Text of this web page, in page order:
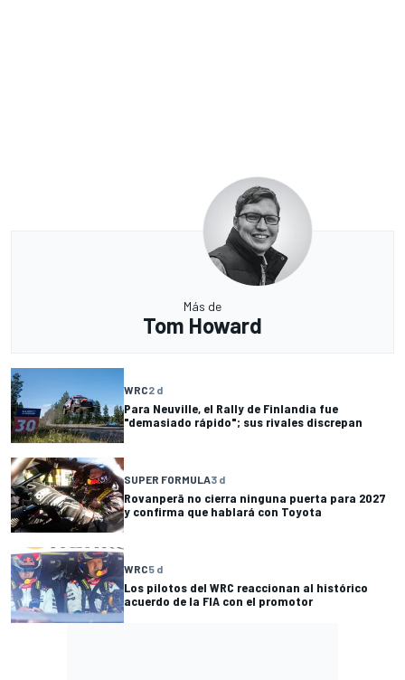
Más de
Tom Howard
WRC2 d
Para Neuville, el Rally de Finlandia fue
"demasiado rápido"; sus rivales discrepan
SUPER FORMULA3 d
Rovanperä no cierra ninguna puerta para 2027
y confirma que hablará con Toyota
WRC5 d
Los pilotos del WRC reaccionan al histórico
acuerdo de la FIA con el promotor